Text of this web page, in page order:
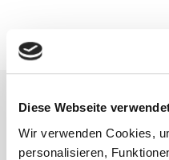
Diese Webseite
Wir verwenden Cookies,
personalisieren,
Kontakt